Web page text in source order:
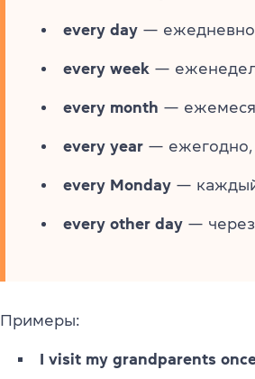
every day —
every week —
every month —
every year — ежегодно,
every Monday —
every other day —
Примеры:
I visit my grandparents